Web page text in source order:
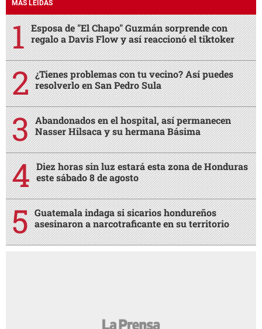
MÁS LEÍDAS
Esposa de "El Chapo" Guzmán sorprende con
regalo a Davis Flow y así reaccionó el tiktoker
¿Tienes problemas con tu vecino? Así puedes
resolverlo en San Pedro Sula
Abandonados en el hospital, así permanecen
Nasser Hilsaca y su hermana Básima
Diez horas sin luz estará esta zona de Honduras
este sábado 8 de agosto
Guatemala indaga si sicarios hondureños
asesinaron a narcotraficante en su territorio